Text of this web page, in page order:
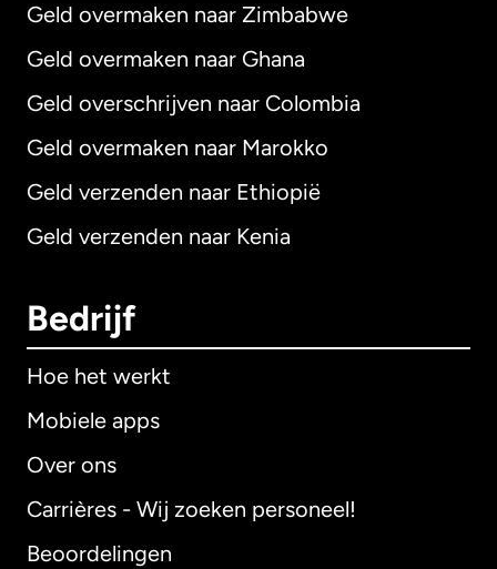
Geld overmaken naar Zimbabwe
Geld overmaken naar Ghana
Geld overschrijven naar Colombia
Geld overmaken naar Marokko
Geld verzenden naar Ethiopië
Geld verzenden naar Kenia
Bedrijf
Hoe het werkt
Mobiele apps
Over ons
Carrières - Wij zoeken personeel!
Beoordelingen